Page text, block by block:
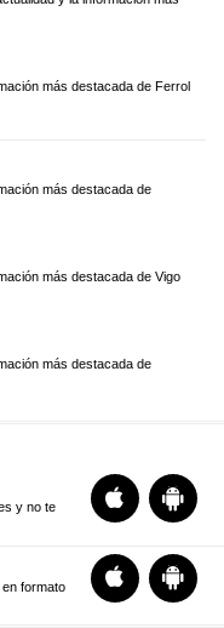
más destacada de Ferrol
más destacada de
más destacada de Vigo
más destacada de
y no te
formato